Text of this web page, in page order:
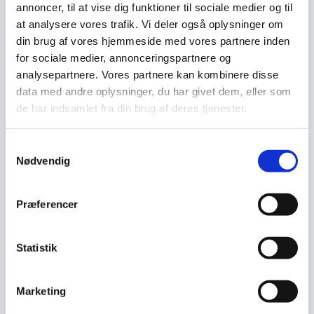
annoncer, til at vise dig funktioner til sociale medier og til
at analysere vores trafik. Vi deler også oplysninger om
din brug af vores hjemmeside med vores partnere inden
for sociale medier, annonceringspartnere og
analysepartnere. Vores partnere kan kombinere disse
data med andre oplysninger, du har givet dem, eller som
de har indsamlet fra din brug af deres tjenester.
Nødvendig
Præferencer
Statistik
Marketing